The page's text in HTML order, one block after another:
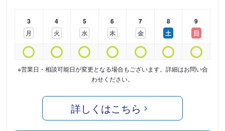
3
月
4
火
5
水
6
木
7
金
8
土
9
日
※営業日・相談可能日が変更となる場合もございます。詳細はお問い合
わせください。
詳しくはこちら